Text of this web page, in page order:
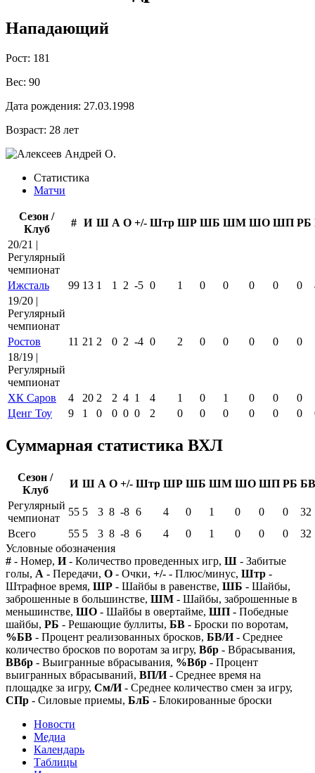
Нападающий
Рост: 181
Вес: 90
Дата рождения: 27.03.1998
Возраст: 28 лет
Статистика
Матчи
Сезон /
Клуб
# И Ш А О +/- Штр ШР ШБ ШМ ШО ШП РБ
20/21 |
Регулярный
чемпионат
Ижсталь
99 13 1 1 2 -5 0 1 0 0 0 0 0
19/20 |
Регулярный
чемпионат
Ростов
11 21 2 0 2 -4 0 2 0 0 0 0 0
18/19 |
Регулярный
чемпионат
ХК Саров
4 20 2 2 4 1 4 1 0 1 0 0 0
Ценг Тоу
9 1 0 0 0 0 2 0 0 0 0 0 0
Суммарная статистика ВХЛ
Сезон /
Клуб
И Ш А О +/- Штр ШР ШБ ШМ ШО ШП РБ БВ
Регулярный
чемпионат
55 5 3 8 -8 6 4 0 1 0 0 0
32
Всего
55 5 3 8 -8 6 4 0 1 0 0 0
32
Условные обозначения
# - Номер, И- Количество проведенных игр, Ш - Забитые
голы, А - Передачи, О - Очки, +/- - Плюс/минус, Штр -
Штрафное время, ШР - Шайбы в равенстве, ШБ - Шайбы,
заброшенные в большинстве, ШМ - Шайбы, заброшенные в
меньшинстве, ШО - Шайбы в овертайме, ШП - Победные
шайбы, РБ - Решающие буллиты, БВ - Броски по воротам,
%БВ - Процент реализованных бросков, БВ/И- Среднее
количество бросков по воротам за игру, Вбр - Вбрасывания,
ВВбр - Выигранные вбрасывания, %Вбр - Процент
выигранных вбрасываний, ВП/И- Среднее время на
площадке за игру, См/И- Среднее количество смен за игру,
СПр - Силовые приемы, БлБ - Блокированные броски
Новости
Медиа
Календарь
Таблицы